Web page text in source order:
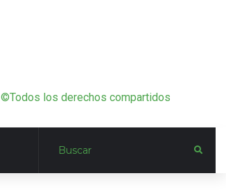
©Todos los derechos compartidos